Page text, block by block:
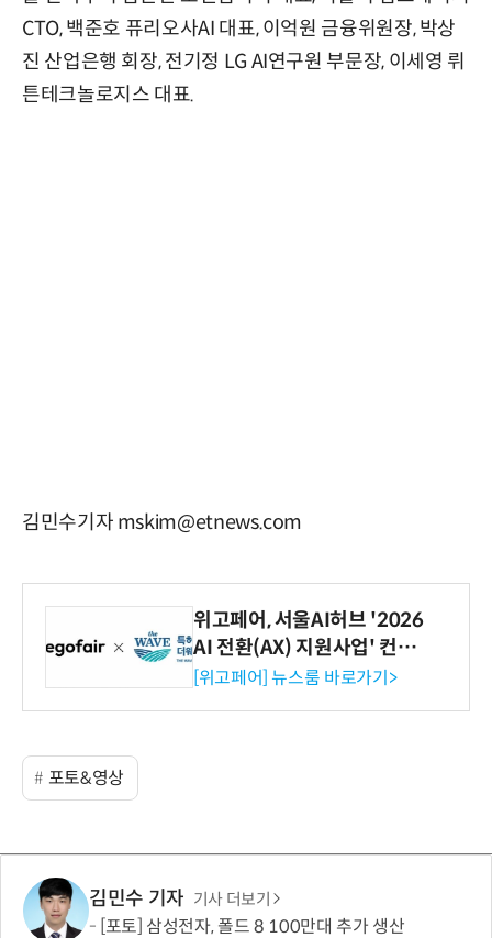
CTO, 백준호 퓨리오사AI 대표, 이억원 금융위원장, 박상
진 산업은행 회장, 전기정 LG AI연구원 부문장, 이세영 뤼
튼테크놀로지스 대표.
김민수기자 mskim@etnews.com
위고페어, 서울AI허브 '2026
AI 전환(AX) 지원사업' 컨소
시엄 선정
[위고페어] 뉴스룸 바로가기>
포토&영상
김민수 기자 기사 더보기
[포토] 삼성전자, 폴드 8 100만대 추가 생산